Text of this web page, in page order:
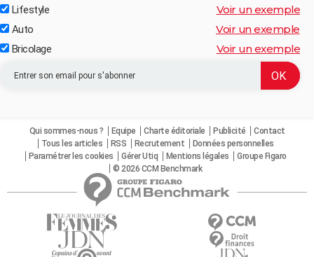
Lifestyle Voir un exemple
Auto Voir un exemple
Bricolage Voir un exemple
Qui sommes-nous ? Equipe Charte éditoriale Publicité
Contact
Tous les articles
RSS Recrutement
Données personnelles
Paramétrer les cookies
Gérer Utiq Mentions légales
Groupe Figaro
© 2026 CCM Benchmark